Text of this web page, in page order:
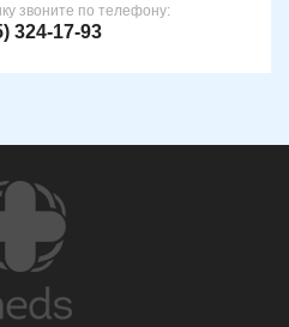
звоните по телефону:
324-17-93